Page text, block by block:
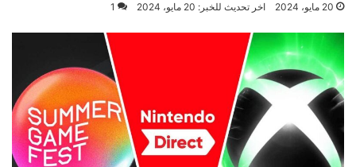
20 مايو، 2024 اخر تحديث للخبر: 20 مايو، 2024 1